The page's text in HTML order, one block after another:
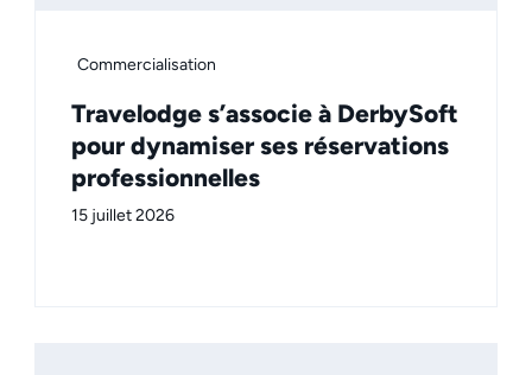
Commercialisation
Travelodge s’associe à DerbySoft
pour dynamiser ses réservations
professionnelles
15 juillet 2026